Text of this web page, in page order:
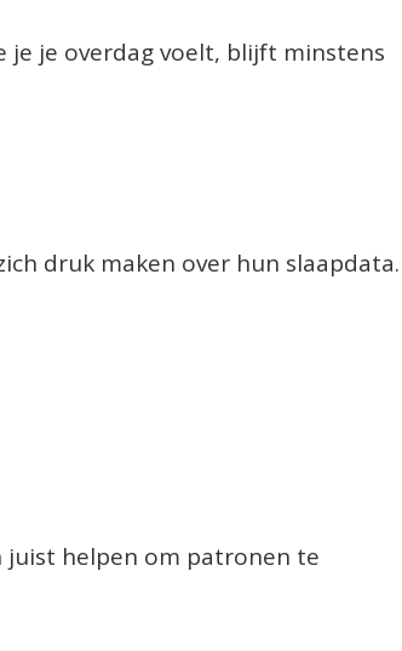
je je overdag voelt, blijft minstens
druk maken over hun slaapdata.
juist helpen om patronen te